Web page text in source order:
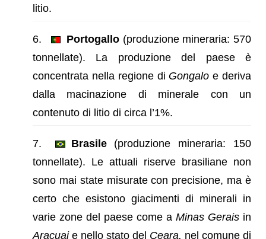
litio.
Portogallo (produzione mineraria: 570
tonnellate). La produzione del paese è
concentrata nella regione di Gongalo e deriva
dalla macinazione di minerale con un
contenuto di litio di circa l’1%.
Brasile(produzione mineraria: 150
tonnellate). Le attuali riserve brasiliane non
sono mai state misurate con precisione, ma è
certo che esistono giacimenti di minerali in
varie zone del paese come a Minas Gerais in
Aracuaie nello stato del Ceara, nel comune di